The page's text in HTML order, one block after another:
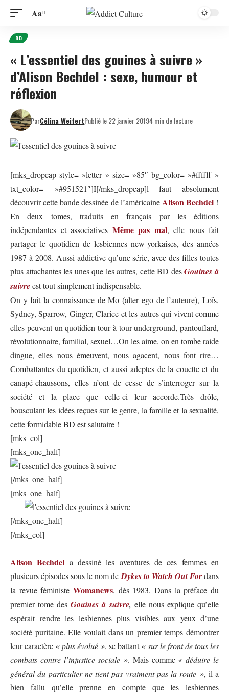
Aa
BD
« L’essentiel des gouines à suivre »
d’Alison Bechdel : sexe, humour et
réflexion
ParCélina WeifertPublié le 22 janvier 20194 min de lecture
[mks_dropcap style= »letter » size= »85″ bg_color= »#ffffff »
txt_color= »#951521″]I[/mks_dropcap]l faut absolument
découvrir cette bande dessinée de l’américaineAlison Bechdel!
En deux tomes, traduits en français par les éditions
indépendantes et associatives Même pas mal, elle nous fait
partager le quotidien de lesbiennes new-yorkaises, des années
1987 à 2008. Aussi addictive qu’une série, avec des filles toutes
plus attachantes les unes que les autres, cette BD desGouines à
suivreest tout simplement indispensable.
On y fait la connaissance de Mo (alter ego de l’auteure), Loïs,
Sydney, Sparrow, Ginger, Clarice et les autres qui vivent comme
elles peuvent un quotidien tour à tour underground, pantouflard,
révolutionnaire, familial, sexuel…On les aime, on en tombe raide
dingue, elles nous émeuvent, nous agacent, nous font rire…
Combattantes du quotidien, et aussi adeptes de la couette et du
canapé-chaussons, elles n’ont de cesse de s’interroger sur la
société et la place que celle-ci leur accorde.Très drôle,
bousculant les idées reçues sur le genre, la famille et la sexualité,
cette formidable BD est salutaire !
[mks_col]
[mks_one_half]
[/mks_one_half]
[mks_one_half]
[/mks_one_half]
[/mks_col]
Alison Bechdel a dessiné les aventures de ces femmes en
plusieurs épisodes sous le nom de Dykes to Watch Out Fordans
la revue féministe Womanews, dès 1983. Dans la préface du
premier tome desGouines à suivre, elle nous explique qu’elle
espérait rendre les lesbiennes plus visibles aux yeux d’une
société puritaine. Elle voulait dans un premier temps démontrer
leur caractère « plus évolué », se battant« sur le front de tous les
combats contre l’injustice sociale ». Mais comme « déduire le
général du particulier ne tient pas vraiment pas la route », il a
bien fallu qu’elle prenne en compte que les lesbiennes